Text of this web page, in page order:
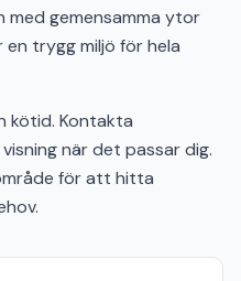
med gemensamma ytor
trygg miljö för hela
kötid. Kontakta
när det passar dig.
för att hitta